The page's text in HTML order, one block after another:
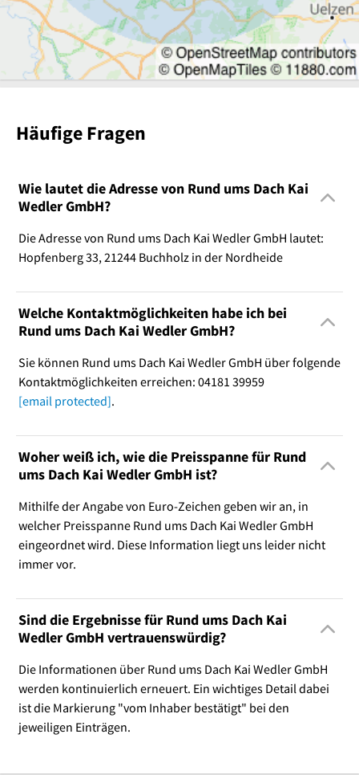
Häufige Fragen
Wie lautet die Adresse von Rund ums Dach Kai
Wedler GmbH?
Die Adresse von Rund ums Dach Kai Wedler GmbH lautet:
Hopfenberg 33, 21244 Buchholz in der Nordheide
Welche Kontaktmöglichkeiten habe ich bei
Rund ums Dach Kai Wedler GmbH?
Sie können Rund ums Dach Kai Wedler GmbH über folgende
Kontaktmöglichkeiten erreichen: 04181 39959
[email protected].
Woher weiß ich, wie die Preisspanne für Rund
ums Dach Kai Wedler GmbH ist?
Mithilfe der Angabe von Euro-Zeichen geben wir an, in
welcher Preisspanne Rund ums Dach Kai Wedler GmbH
eingeordnet wird. Diese Information liegt uns leider nicht
immer vor.
Sind die Ergebnisse für Rund ums Dach Kai
Wedler GmbH vertrauenswürdig?
Die Informationen über Rund ums Dach Kai Wedler GmbH
werden kontinuierlich erneuert. Ein wichtiges Detail dabei
ist die Markierung "vom Inhaber bestätigt" bei den
jeweiligen Einträgen.